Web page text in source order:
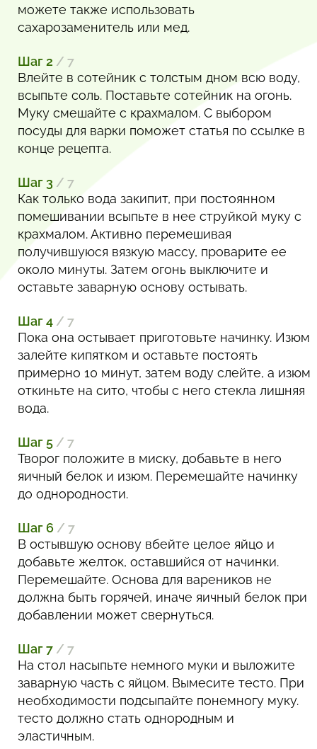
можете также использовать
сахарозаменитель или мед.
Шаг 2 / 7
Влейте в сотейник с толстым дном всю воду,
всыпьте соль. Поставьте сотейник на огонь.
Муку смешайте с крахмалом. С выбором
посуды для варки поможет статья по ссылке в
конце рецепта.
Шаг 3 / 7
Как только вода закипит, при постоянном
помешивании всыпьте в нее струйкой муку с
крахмалом. Активно перемешивая
получившуюся вязкую массу, проварите ее
около минуты. Затем огонь выключите и
оставьте заварную основу остывать.
Шаг 4 / 7
Пока она остывает приготовьте начинку. Изюм
залейте кипятком и оставьте постоять
примерно 10 минут, затем воду слейте, а изюм
откиньте на сито, чтобы с него стекла лишняя
вода.
Шаг 5 / 7
Творог положите в миску, добавьте в него
яичный белок и изюм. Перемешайте начинку
до однородности.
Шаг 6 / 7
В остывшую основу вбейте целое яйцо и
добавьте желток, оставшийся от начинки.
Перемешайте. Основа для вареников не
должна быть горячей, иначе яичный белок при
добавлении может свернуться.
Шаг 7 / 7
На стол насыпьте немного муки и выложите
заварную часть с яйцом. Вымесите тесто. При
необходимости подсыпайте понемногу муку.
тесто должно стать однородным и
эластичным.